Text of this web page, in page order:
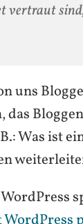
vertraut
uns
Was ist